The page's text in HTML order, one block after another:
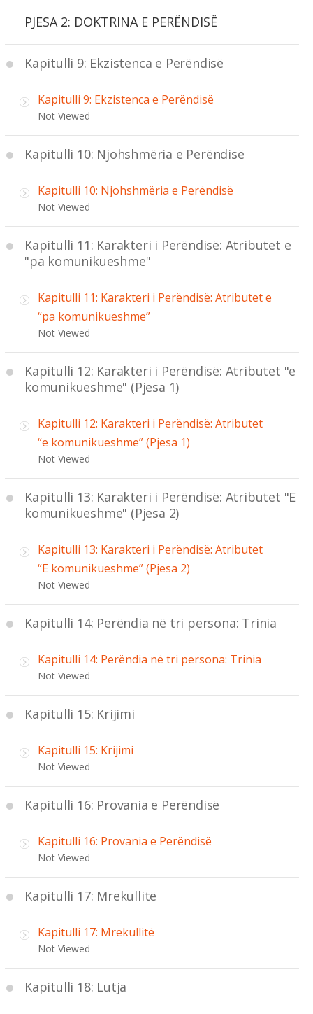
PJESA 2: DOKTRINA E PERËNDISË
Kapitulli 9: Ekzistenca e Perëndisë
Kapitulli 9: Ekzistenca e Perëndisë
Not Viewed
Kapitulli 10: Njohshmëria e Perëndisë
Kapitulli 10: Njohshmëria e Perëndisë
Not Viewed
Kapitulli 11: Karakteri i Perëndisë: Atributet e
"pa komunikueshme"
Kapitulli 11: Karakteri i Perëndisë: Atributet e
“pa komunikueshme”
Not Viewed
Kapitulli 12: Karakteri i Perëndisë: Atributet "e
komunikueshme" (Pjesa 1)
Kapitulli 12: Karakteri i Perëndisë: Atributet
“e komunikueshme” (Pjesa 1)
Not Viewed
Kapitulli 13: Karakteri i Perëndisë: Atributet "E
komunikueshme" (Pjesa 2)
Kapitulli 13: Karakteri i Perëndisë: Atributet
“E komunikueshme” (Pjesa 2)
Not Viewed
Kapitulli 14: Perëndia në tri persona: Trinia
Kapitulli 14: Perëndia në tri persona: Trinia
Not Viewed
Kapitulli 15: Krijimi
Kapitulli 15: Krijimi
Not Viewed
Kapitulli 16: Provania e Perëndisë
Kapitulli 16: Provania e Perëndisë
Not Viewed
Kapitulli 17: Mrekullitë
Kapitulli 17: Mrekullitë
Not Viewed
Kapitulli 18: Lutja